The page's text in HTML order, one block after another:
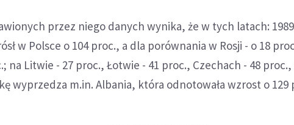
przez niego danych wynika, że w tych latach:
w Polsce o 104 proc., a dla porównania w Rosji - o 18
na Litwie - 27 proc., Łotwie - 41 proc., Czechach - 48 proc.,
wyprzedza m.in. Albania, która odnotowała wzrost o 129